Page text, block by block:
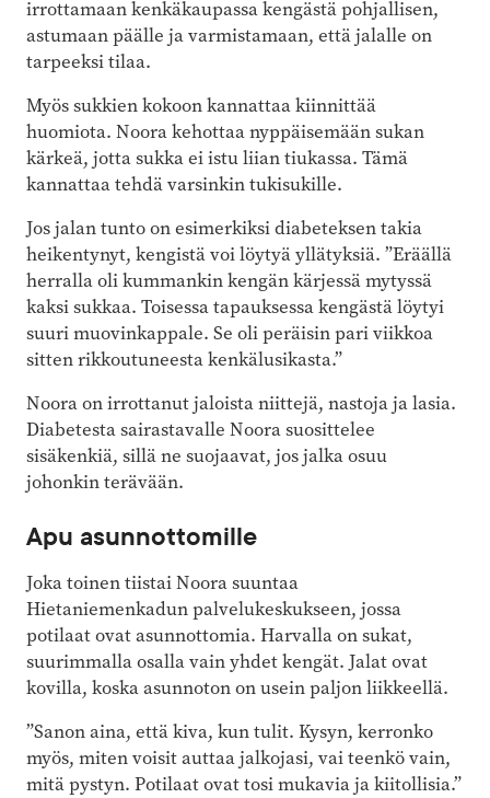
irrottamaan kenkäkaupassa kengästä pohjallisen,
astumaan päälle ja varmistamaan, että jalalle on
tarpeeksi tilaa.
Myös sukkien kokoon kannattaa kiinnittää
huomiota. Noora kehottaa nyppäisemään sukan
kärkeä, jotta sukka ei istu liian tiukassa. Tämä
kannattaa tehdä varsinkin tukisukille.
Jos jalan tunto on esimerkiksi diabeteksen takia
heikentynyt, kengistä voi löytyä yllätyksiä. ”Eräällä
herralla oli kummankin kengän kärjessä mytyssä
kaksi sukkaa. Toisessa tapauksessa kengästä löytyi
suuri muovinkappale. Se oli peräisin pari viikkoa
sitten rikkoutuneesta kenkälusikasta.”
Noora on irrottanut jaloista niittejä, nastoja ja lasia.
Diabetesta sairastavalle Noora suosittelee
sisäkenkiä, sillä ne suojaavat, jos jalka osuu
johonkin terävään.
Apu asunnottomille
Joka toinen tiistai Noora suuntaa
Hietaniemenkadun palvelukeskukseen, jossa
potilaat ovat asunnottomia. Harvalla on sukat,
suurimmalla osalla vain yhdet kengät. Jalat ovat
kovilla, koska asunnoton on usein paljon liikkeellä.
”Sanon aina, että kiva, kun tulit. Kysyn, kerronko
myös, miten voisit auttaa jalkojasi, vai teenkö vain,
mitä pystyn. Potilaat ovat tosi mukavia ja kiitollisia.”